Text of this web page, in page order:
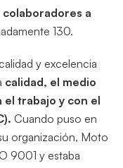
a
130.
y excelencia
calidad, el medio
el trabajo y con el
Cuando puso en
organización, Moto
9001 y estaba